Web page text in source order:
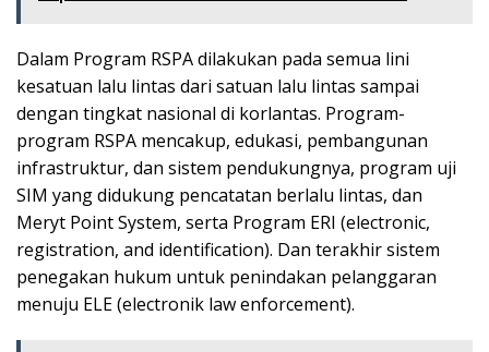
Dalam Program RSPA dilakukan pada semua lini
kesatuan lalu lintas dari satuan lalu lintas sampai
dengan tingkat nasional di korlantas. Program-
program RSPA mencakup, edukasi, pembangunan
infrastruktur, dan sistem pendukungnya, program uji
SIM yang didukung pencatatan berlalu lintas, dan
Meryt Point System, serta Program ERI (electronic,
registration, and identification). Dan terakhir sistem
penegakan hukum untuk penindakan pelanggaran
menuju ELE (electronik law enforcement).